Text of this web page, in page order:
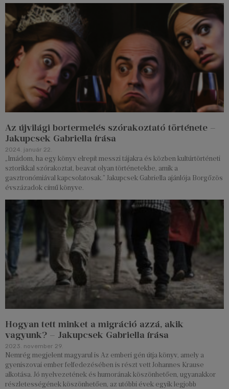
Az újvilági bortermelés szórakoztató története –
Jakupcsek Gabriella írása
2024. január 22.
„Imádom, ha egy könyv elrepít messzi tájakra és közben kultúrtörténeti
sztorikkal szórakoztat, beavat olyan történetekbe, amik a
gasztronómiával kapcsolatosak.” Jakupcsek Gabriella ajánlója Borgőzös
évszázadok című könyve.
Hogyan tett minket a migráció azzá, akik
vagyunk? – Jakupcsek Gabriella írása
2023. november 29.
Nemrég megjelent magyarul is Az emberi gén útja könyv, amely a
gyeniszovai ember felfedezésében is részt vett Johannes Krause
alkotása. Jó nyelvezetének és humorának köszönhetően, ugyanakkor
részletességének köszönhetően, az utóbbi évek egyik legjobb